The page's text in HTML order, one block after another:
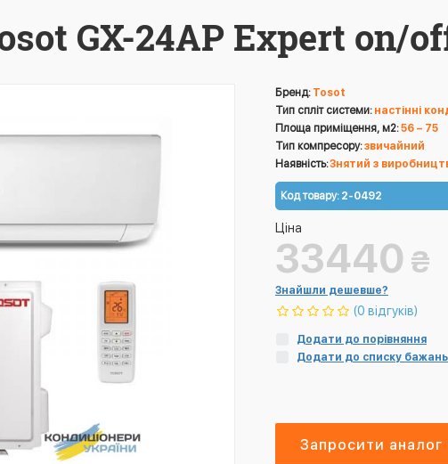
GX-24AP Expert on/
Бренд: Tosot
Тип спліт системи: настінні
Площа приміщення, м2:56 – 75
Тип компресору:звичайний
Наявність:Знятий з
Код товару: 2-0492
Ціна
33440 ₴
Знайшли дешевше?
(0 відгуків)
Додати до порівняння
Додати до списку бажань
Запросити аналог